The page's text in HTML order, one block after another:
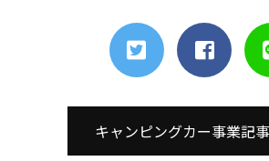
キャンピングカー事業記